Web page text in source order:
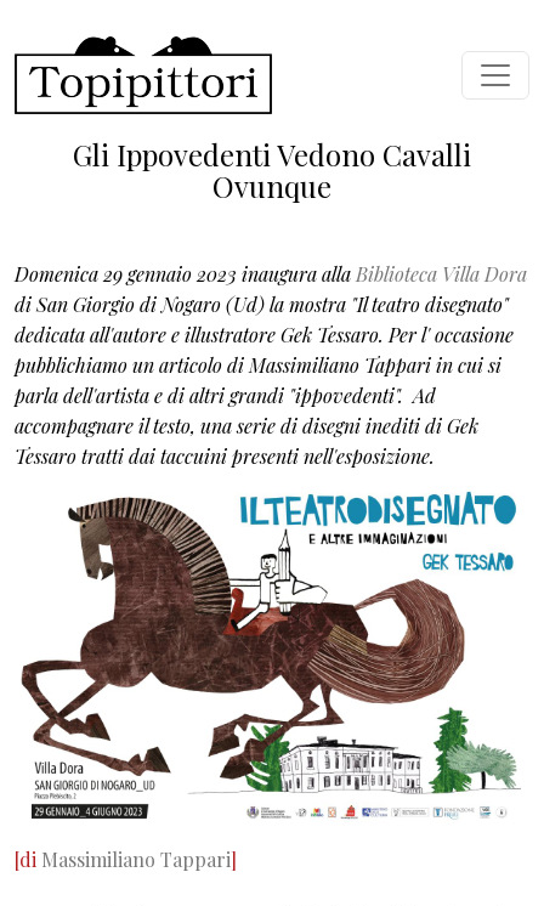
Gli Ippovedenti Vedono Cavalli
Ovunque
Domenica 29 gennaio 2023 inaugura alla Biblioteca Villa Dora
di San Giorgio di Nogaro (Ud) la mostra "Il teatro disegnato"
dedicata all'autore e illustratore Gek Tessaro. Per l' occasione
pubblichiamo un articolo di Massimiliano Tappari in cui si
parla dell'artista e di altri grandi "ippovedenti". Ad
accompagnare il testo, una serie di disegni inediti di Gek
Tessaro tratti dai taccuini presenti nell'esposizione.
[di Massimiliano Tappari]